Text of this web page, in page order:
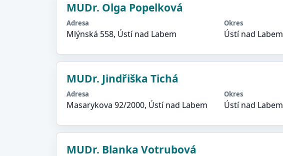
MUDr. Olga Popelková
Adresa
Mlýnská 558, Ústí nad Labem
Okres
Ústí nad Labem
MUDr. Jindřiška Tichá
Adresa
Masarykova 92/2000, Ústí nad Labem
Okres
Ústí nad Labem
MUDr. Blanka Votrubová